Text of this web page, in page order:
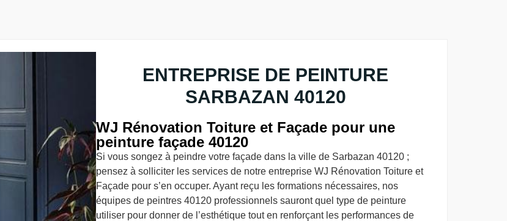
ENTREPRISE DE PEINTURE
SARBAZAN 40120
WJ Rénovation Toiture et Façade pour une
peinture façade 40120
Si vous songez à peindre votre façade dans la ville de Sarbazan 40120 ;
pensez à solliciter les services de notre entreprise WJ Rénovation Toiture et
Façade pour s’en occuper. Ayant reçu les formations nécessaires, nos
équipes de peintres 40120 professionnels sauront quel type de peinture
utiliser pour donner de l’esthétique tout en renforçant les performances de